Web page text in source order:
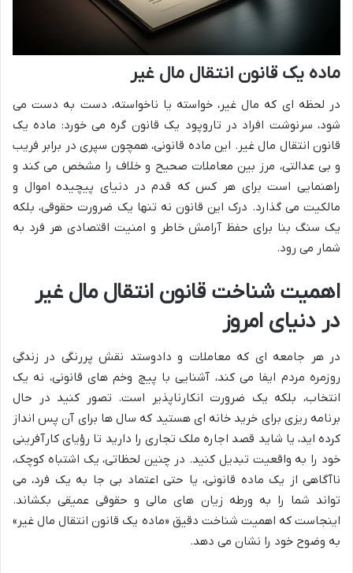
ماده یک قانون انتقال مال غیر
در لحظه ای که مال غیر، خواسته یا ناخواسته، دست به دست می
شود، سرنوشت افراد در تاروپود یک قانون گره می خورد: ماده یک
قانون انتقال مال غیر. این ماده قانونی، همچون سپری در برابر فریب
و بی عدالتی، مرز بین معاملات صحیح و خلاف را مشخص می کند و
راهنمایی است برای هر کس که قدم در دنیای پیچیده اموال و
مالکیت می گذارد. درک این قانون نه تنها یک ضرورت حقوقی، بلکه
یک سنگ بنا برای حفظ آرامش خاطر و امنیت اقتصادی هر فرد به
شمار می رود.
اهمیت شناخت قانون انتقال مال غیر
در دنیای امروز
در هر جامعه ای که معاملات و دادوستد نقش پررنگی در زندگی
روزمره مردم ایفا می کند، آشنایی با پیچ وخم های قانونی، نه یک
انتخاب، بلکه یک ضرورت انکارناپذیر است. تصور کنید در حال
برنامه ریزی برای خرید خانه ای هستید که سال ها برای آن پس انداز
کرده اید، یا شاید قصد اجاره ملک تجاری را دارید تا رؤیای کارآفرینی
خود را به واقعیت تبدیل کنید. در چنین لحظاتی، یک اشتباه کوچک،
ناآگاهی از یک ماده قانونی، یا حتی اعتماد بی جا به یک فرد، می
تواند شما را به ورطه زیان های مالی و حقوقی عمیقی بکشاند.
اینجاست که اهمیت شناخت دقیق «ماده یک قانون انتقال مال غیر»
به وضوح خود را نشان می دهد.